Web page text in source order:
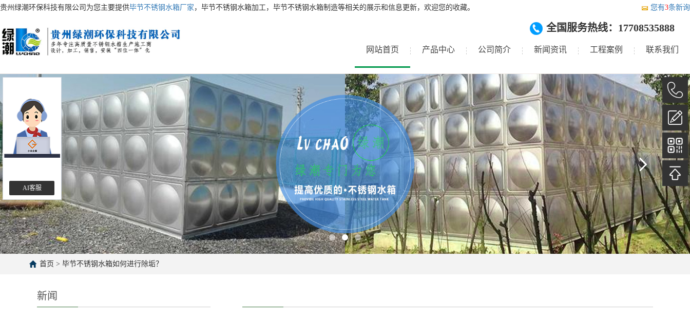
贵州绿潮环保科技有限公司为您主要提供毕节不锈钢水箱厂家 ，毕节不锈钢水箱加工，毕节不锈钢水箱制造等相关的展示和信息更新，欢迎您的收藏。 您有3条新
网站首页 产品中心 公司简介 新闻资讯 工程案例 联系我们
全国服务热线：17708535888
首页 > 毕节不锈钢水箱如何进行除垢？
新闻
AI客服